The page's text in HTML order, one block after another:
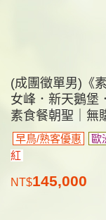
(成團徵單男)《
女峰．新天鵝堡
素食餐朝聖｜無
早鳥/熟客優惠 歐
紅
NT$145,000